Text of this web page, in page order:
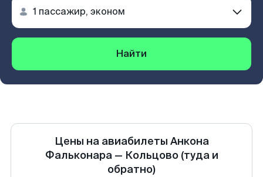
Найти
Цены на авиабилеты Анкона
Фальконара— Кольцово (туда и
обратно)